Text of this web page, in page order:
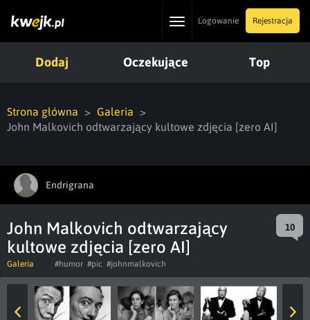
ToggleLogowanie Rejestracja
Dodaj Oczekujące Top
Strona główna
Galeria
John Malkovich odtwarzający kultowe zdjęcia [zero AI]
Endrigrana
John Malkovich odtwarzający
kultowe zdjęcia [zero AI]
10
Galeria #humor #pic #johnmalkovich